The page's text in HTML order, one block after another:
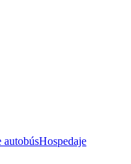
autobúsHospedaje